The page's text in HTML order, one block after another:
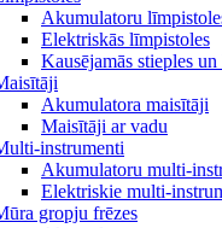
Akumulatoru
Elektriskās līmpistoles
Kausējamās stieples
Akumulatora maisītāji
Maisītāji ar vadu
instrumenti
Akumulatoru multi-
Elektriskie multi-
gropju frēzes